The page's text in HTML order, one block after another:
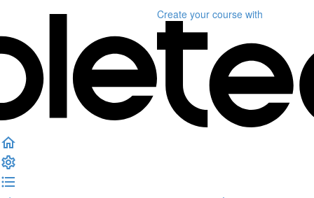
Create your course with